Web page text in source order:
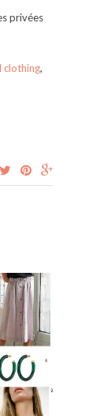
privées
clothing,